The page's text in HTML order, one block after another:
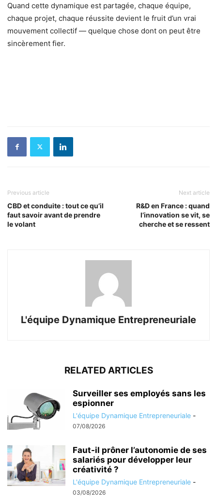
Quand cette dynamique est partagée, chaque équipe,
chaque projet, chaque réussite devient le fruit d’un vrai
mouvement collectif — quelque chose dont on peut être
sincèrement fier.
Previous article
CBD et conduite : tout ce qu’il
faut savoir avant de prendre
le volant
Next article
R&D en France : quand
l’innovation se vit, se
cherche et se ressent
L'équipe Dynamique Entrepreneuriale
RELATED ARTICLES
Surveiller ses employés sans les
espionner
L'équipe Dynamique Entrepreneuriale -
07/08/2026
Faut-il prôner l’autonomie de ses
salariés pour développer leur
créativité ?
L'équipe Dynamique Entrepreneuriale -
03/08/2026